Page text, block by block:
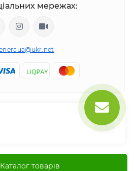
мережах:
Каталог товарів